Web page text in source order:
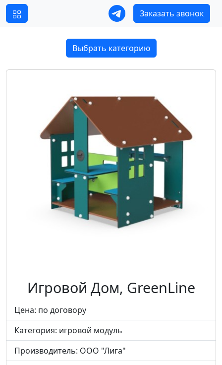
Заказать звонок
Выбрать категорию
Игровой Дом, GreenLine
Цена: по договору
Категория: игровой модуль
Производитель: ООО "Лига"